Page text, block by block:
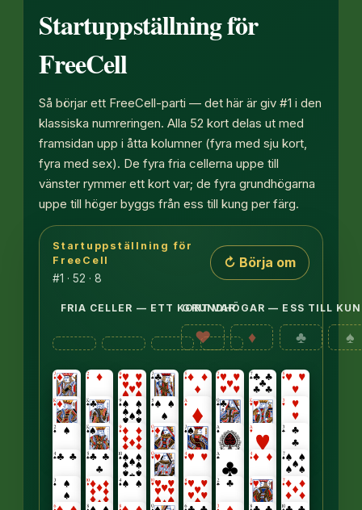
Startuppställning för
FreeCell
Så börjar ett FreeCell-parti — det här är giv #1 i den
klassiska numreringen. Alla 52 kort delas ut med
framsidan upp i åtta kolumner (fyra med sju kort,
fyra med sex). De fyra fria cellerna uppe till
vänster rymmer ett kort var; de fyra grundhögarna
uppe till höger byggs från ess till kung per färg.
Åtta tableau-kolumner med uppvända kort: de
Startuppställning för
FreeCell
#1 · 52 · 8
↻ Börja om
FRIA CELLER — ETT KORT VARGRUNDHÖGAR — ESS TILL
♥ ♦ ♣ ♠